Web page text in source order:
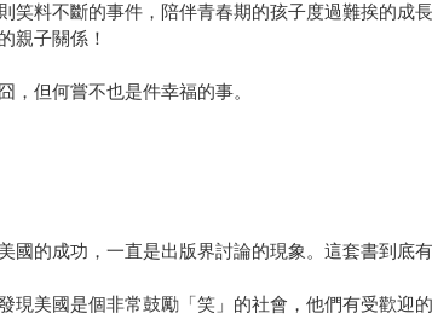
笑料不斷的事件，陪伴青春期的孩子度過難挨的
親子關係！
，但何嘗不也是件幸福的事。
國的成功，一直是出版界討論的現象。這套書到底
現美國是個非常鼓勵「笑」的社會，他們有受歡迎